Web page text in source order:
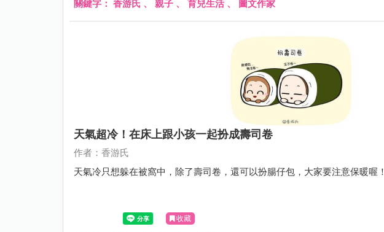
關鍵字： 香游氏 、 親子 、 育兒生活、 圖文作家
天氣超冷！在床上跟小孩一起扮成壽司卷
作者：香游氏
天氣冷只想躲在被窩中，除了壽司卷，還可以扮腸仔包，大家要注意保暖喔！
收藏